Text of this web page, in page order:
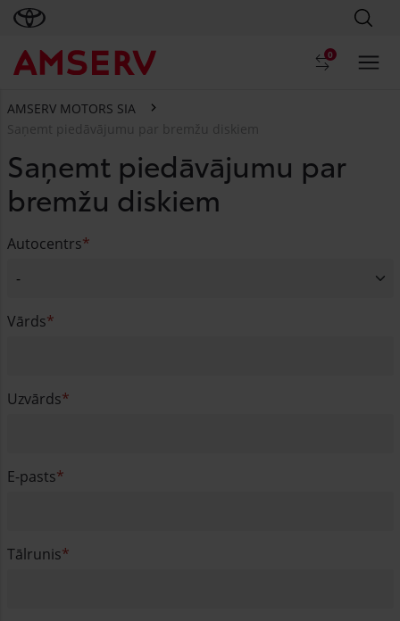
0
AMSERV MOTORS SIA
Saņemt piedāvājumu par bremžu diskiem
Saņemt piedāvājumu par
bremžu diskiem
Autocentrs
Vārds
Uzvārds
E-pasts
Tālrunis